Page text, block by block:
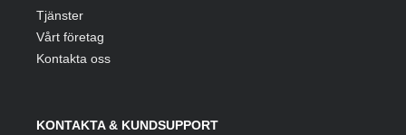
Tjänster
Vårt företag
Kontakta oss
KONTAKTA & KUNDSUPPORT